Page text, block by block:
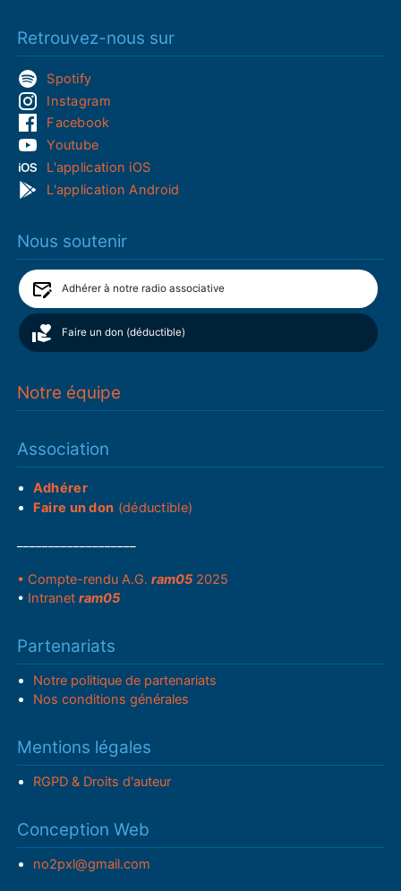
Retrouvez-nous sur
Spotify
Instagram
Facebook
Youtube
L'application iOS
L'application Android
Nous soutenir
Adhérer à notre radio associative
Faire un don (déductible)
Notre équipe
Association
Adhérer
Faire un don (déductible)
• Compte-rendu A.G.ram05 2025
• Intranetram05
Partenariats
Notre politique de partenariats
Nos conditions générales
Mentions légales
RGPD & Droits d'auteur
Conception Web
no2pxl@gmail.com